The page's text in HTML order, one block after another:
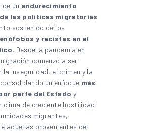
un endurecimiento
las políticas migratorias
sostenido de los
y racistas en el
Desde la pandemia en
comenzó a ser
la inseguridad, el crimen y la
un enfoque más
parte del Estado y
clima de creciente hostilidad
migrantes,
aquellas provenientes del